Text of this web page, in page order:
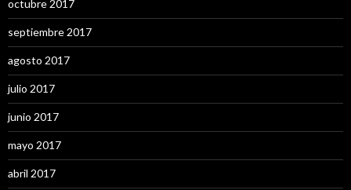
octubre 2017
septiembre 2017
agosto 2017
julio 2017
junio 2017
mayo 2017
abril 2017